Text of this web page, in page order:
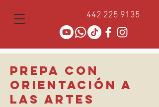
442 225 9135
PREPA CON
ORIENTACIÓN A
LAS ARTES